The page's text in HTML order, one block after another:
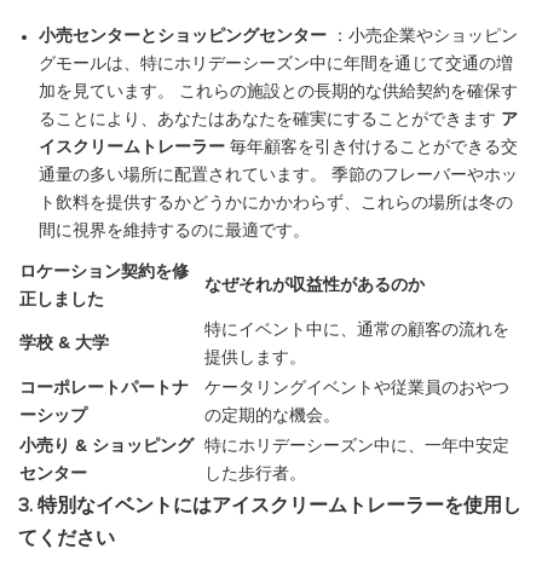
小売センターとショッピングセンター
：小売企業やショッピン
グモールは、特にホリデーシーズン中に年間を通じて交通の増
加を見ています。 これらの施設との長期的な供給契約を確保す
ることにより、あなたはあなたを確実にすることができます ア
イスクリームトレーラー 毎年顧客を引き付けることができる交
通量の多い場所に配置されています。 季節のフレーバーやホッ
ト飲料を提供するかどうかにかかわらず、これらの場所は冬の
間に視界を維持するのに最適です。
ロケーション契約を修
正しました
なぜそれが収益性があるのか
学校 & 大学
特にイベント中に、通常の顧客の流れを
提供します。
コーポレートパートナ
ーシップ
ケータリングイベントや従業員のおやつ
の定期的な機会。
小売り & ショッピング
センター
特にホリデーシーズン中に、一年中安定
した歩行者。
3. 特別なイベントにはアイスクリームトレーラーを使用し
てください